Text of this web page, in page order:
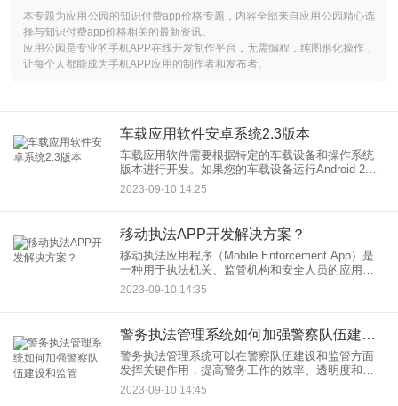
本专题为应用公园的知识付费app价格专题，内容全部来自应用公园精心选
择与知识付费app价格相关的最新资讯。
应用公园是专业的手机APP在线开发制作平台，无需编程，纯图形化操作，
让每个人都能成为手机APP应用的制作者和发布者。
车载应用软件安卓系统2.3版本
车载应用软件需要根据特定的车载设备和操作系统
版本进行开发。如果您的车载设备运行Android 2.3
版本，您需要确保您的应用程序与该版本兼容。以
下是一些开发车载应用程序的一般步骤：
2023-09-10 14:25
移动执法APP开发解决方案？
移动执法应用程序（Mobile Enforcement App）是
一种用于执法机关、监管机构和安全人员的应用程
序，用于记录和管理执法活动、巡逻和安全检查等
任务。以下是移动执法APP开发的一般解决方案：
2023-09-10 14:35
警务执法管理系统如何加强警察队伍建设和监管
警务执法管理系统可以在警察队伍建设和监管方面
发挥关键作用，提高警务工作的效率、透明度和质
量。以下是一些方法，可以借助这种系统来加强警
察队伍建设和监管：
2023-09-10 14:45